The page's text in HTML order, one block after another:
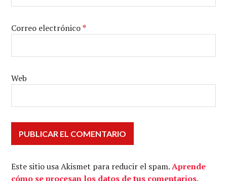
Correo electrónico*
Web
Este sitio usa Akismet para reducir el spam.Aprende
cómo se procesan los datos de tus comentarios.